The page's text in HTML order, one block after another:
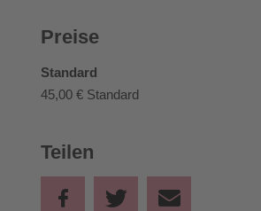
Preise
Standard
45,00 € Standard
Teilen